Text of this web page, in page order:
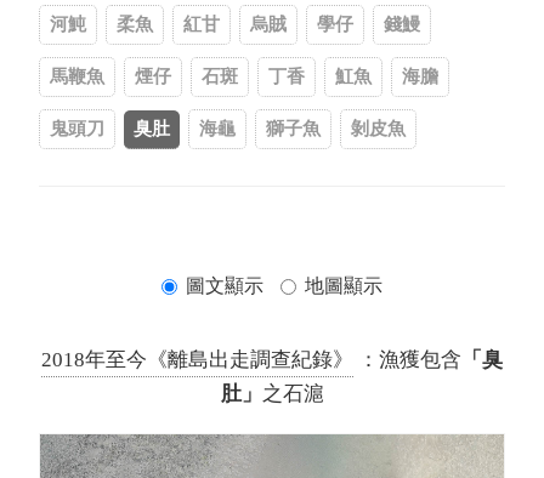
河魨 柔魚 紅甘 烏賊 學仔 錢鰻
馬鞭魚 煙仔 石斑 丁香 魟魚 海膽
鬼頭刀 臭肚 海龜 獅子魚 剝皮魚
圖文顯示 地圖顯示
2018年至今《離島出走調查紀錄》 ：漁獲包含 「臭
肚」 之石滬